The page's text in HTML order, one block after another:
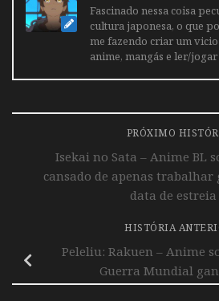
Fascinado nessa coisa
cultura japonesa, o que
me fazendo criar um
anime, mangás e ler/
PRÓXIMO
Isekai no Sata – Anime BL
cansado de apenas trabalhar
data de estreia
HISTÓRIA
Peleliu: Rakuen – Anime
Guerra Mundial